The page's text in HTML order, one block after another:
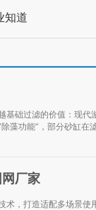
知道
基础过滤的价值：现
藻功能”，部分砂缸
厂家
术，打造适配多场景